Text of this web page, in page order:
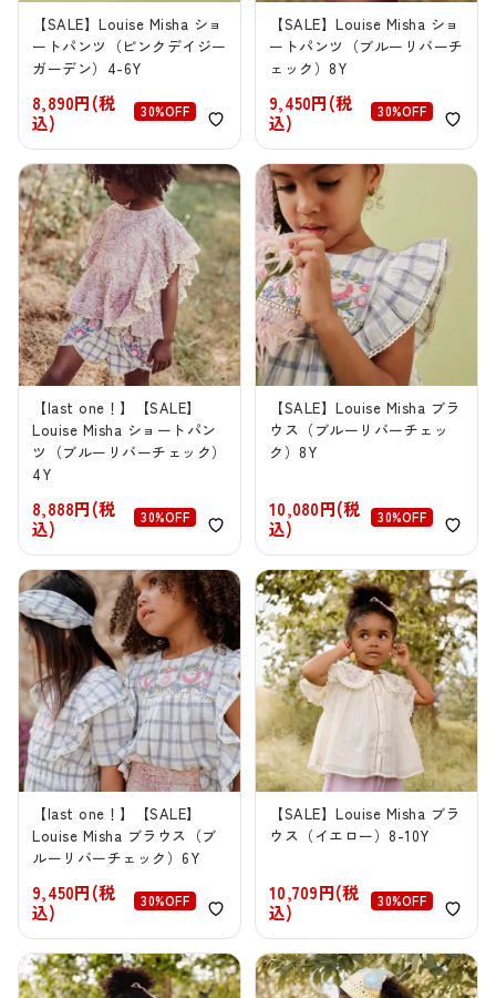
【SALE】Louise Misha ショ
ートパンツ（ピンクデイジー
ガーデン）4-6Y
8,890円(税
込)
30%OFF
【SALE】Louise Misha ショ
ートパンツ（ブルーリバーチ
ェック）8Y
9,450円(税
込)
30%OFF
【last one！】【SALE】
Louise Misha ショートパン
ツ（ブルーリバーチェック）
4Y
8,888円(税
込)
30%OFF
【SALE】Louise Misha ブラ
ウス（ブルーリバーチェッ
ク）8Y
10,080円(税
込)
30%OFF
【last one！】【SALE】
Louise Misha ブラウス（ブ
ルーリバーチェック）6Y
9,450円(税
込)
30%OFF
【SALE】Louise Misha ブラ
ウス（イエロー）8-10Y
10,709円(税
込)
30%OFF